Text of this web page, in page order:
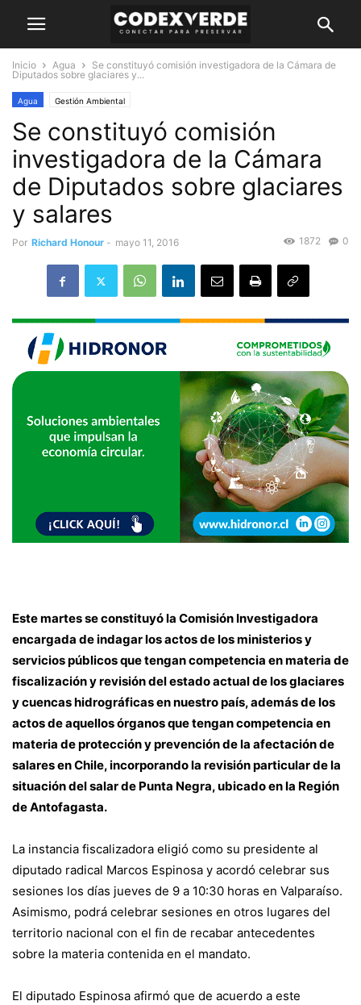
Inicio Agua
Se constituyó comisión investigadora de la Cámara de
Diputados sobre glaciares y...
Agua Gestión Ambiental
Se constituyó comisión
investigadora de la Cámara
de Diputados sobre glaciares
y salares
Por Richard Honour - mayo 11, 2016 0
1872
Este martes se constituyó la Comisión Investigadora
encargada de indagar los actos de los ministerios y
servicios públicos que tengan competencia en materia de
fiscalización y revisión del estado actual de los glaciares
y cuencas hidrográficas en nuestro país, además de los
actos de aquellos órganos que tengan competencia en
materia de protección y prevención de la afectación de
salares en Chile, incorporando la revisión particular de la
situación del salar de Punta Negra, ubicado en la Región
de Antofagasta.
La instancia fiscalizadora eligió como su presidente al
diputado radical Marcos Espinosa y acordó celebrar sus
sesiones los días jueves de 9 a 10:30 horas en Valparaíso.
Asimismo, podrá celebrar sesiones en otros lugares del
territorio nacional con el fin de recabar antecedentes
sobre la materia contenida en el mandato.
El diputado Espinosa afirmó que de acuerdo a este